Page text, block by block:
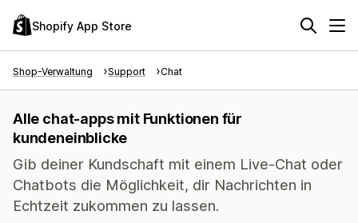
Shopify App Store
Shop-Verwaltung Support Chat
Alle chat-apps mit Funktionen für
kundeneinblicke
Gib deiner Kundschaft mit einem Live-Chat oder
Chatbots die Möglichkeit, dir Nachrichten in
Echtzeit zukommen zu lassen.